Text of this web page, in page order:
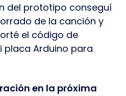
del prototipo conseguí
de la canción y
el código de
placa Arduino para
en la próxima